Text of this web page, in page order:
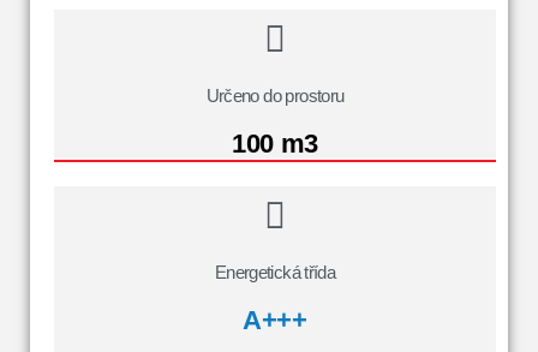
Určeno do prostoru
100 m3
Energetická třída
A+++